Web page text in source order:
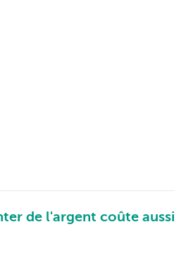
de l'argent coûte aussi